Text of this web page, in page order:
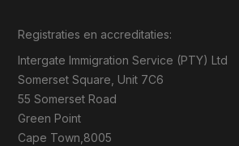
Registraties en accreditaties:
Intergate Immigration Service (PTY) Ltd
Somerset Square, Unit 7C6
55 Somerset Road
Green Point
Cape Town,8005